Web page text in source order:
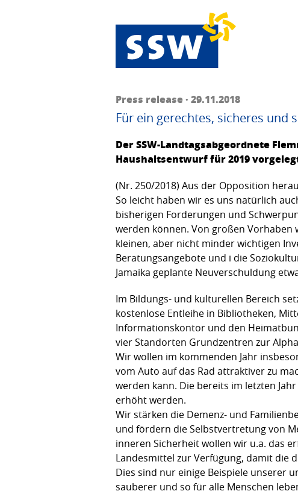
Press release · 29.11.2018
Für ein gerechtes, sicheres und
Der SSW-Landtagsabgeordnete
Haushaltsentwurf für 2019
(Nr. 250/2018) Aus der Opposition
So leicht haben wir es uns natürlich
bisherigen Forderungen und
werden können. Von großen Vorhaben
kleinen, aber nicht minder wichtigen
Beratungsangebote und i die
Jamaika geplante Neuverschuldung
Im Bildungs- und kulturellen Bereich
kostenlose Entleihe in Bibliotheken,
Informationskontor und den
vier Standorten Grundzentren zur
Wir wollen im kommenden Jahr
vom Auto auf das Rad attraktiver zu
werden kann. Die bereits im letzten
erhöht werden.
Wir stärken die Demenz- und
und fördern die Selbstvertretung von
inneren Sicherheit wollen wir u.a. das
Landesmittel zur Verfügung, damit die
Dies sind nur einige Beispiele unserer
sauberer und so für alle Menschen